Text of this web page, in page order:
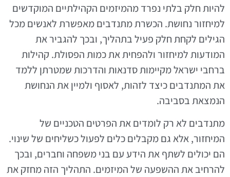
להיות חלק בלתי נפרד מהמיזמים הקהילתיים המוקדשים
למיחזור נחושת. הכשרת מתנדבים מאפשרת לאנשים מכל
הגילים לקחת חלק פעיל בתהליך, ובכך להגביר את
המודעות למיחזור ולהפחית את כמות הפסולת. קהילות
ברחבי ישראל מקיימות סדנאות והדרכות שמטרתן ללמד
את המתנדבים כיצד לזהות, לאסוף ולמיין את הנחושת
הנמצאת בסביבה.
מתנדבים לא רק לומדים את הפרטים הטכניים של
המיחזור, אלא גם מקבלים כלים לפעול כשליחים של שינוי.
הם יכולים לשתף את הידע עם בני משפחה וחברים, ובכך
להרחיב את ההשפעה של המיזמים. התהליך הזה מחזק את